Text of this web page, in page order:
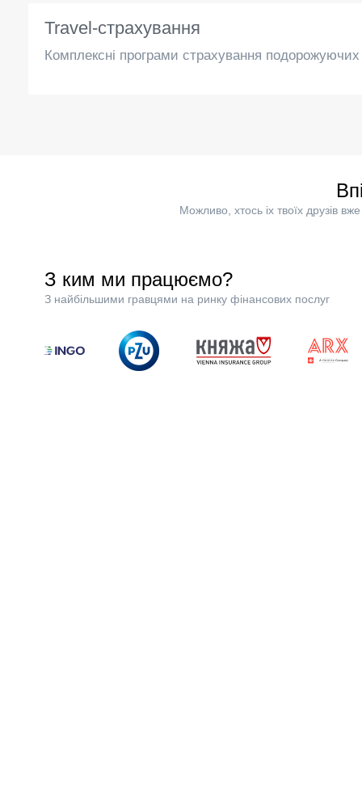
Travel-страхування
Комплексні програми страхування
Можливо, хтось іх твоїх друзів
З ким ми працюємо?
З найбільшими гравцями на ринку фінансових послуг